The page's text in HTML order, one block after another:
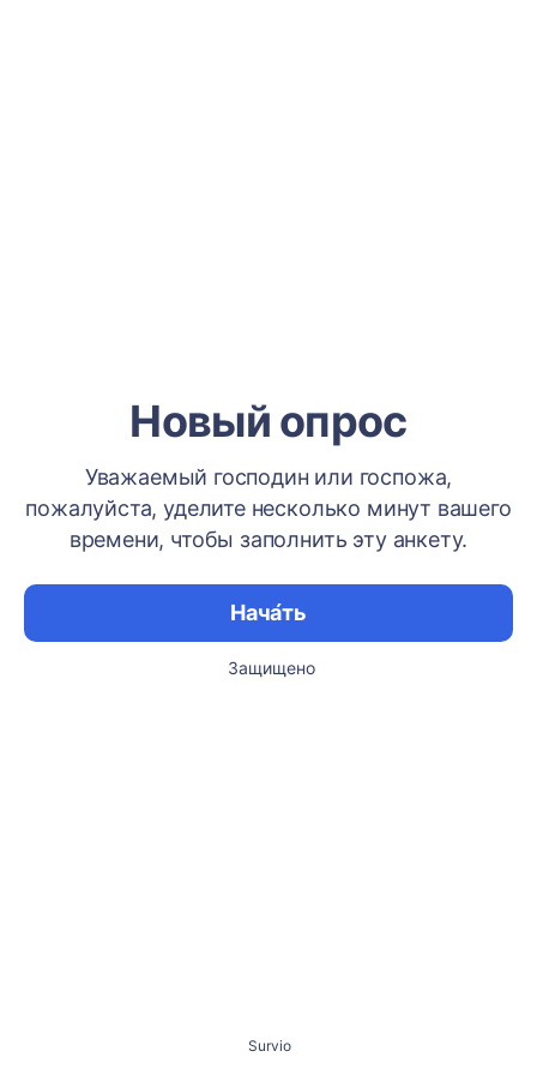
Новый опрос
Уважаемый господин или госпожа,
пожалуйста, уделите несколько минут вашего
времени, чтобы заполнить эту анкету.
Нача́ть
Защищено
Survio